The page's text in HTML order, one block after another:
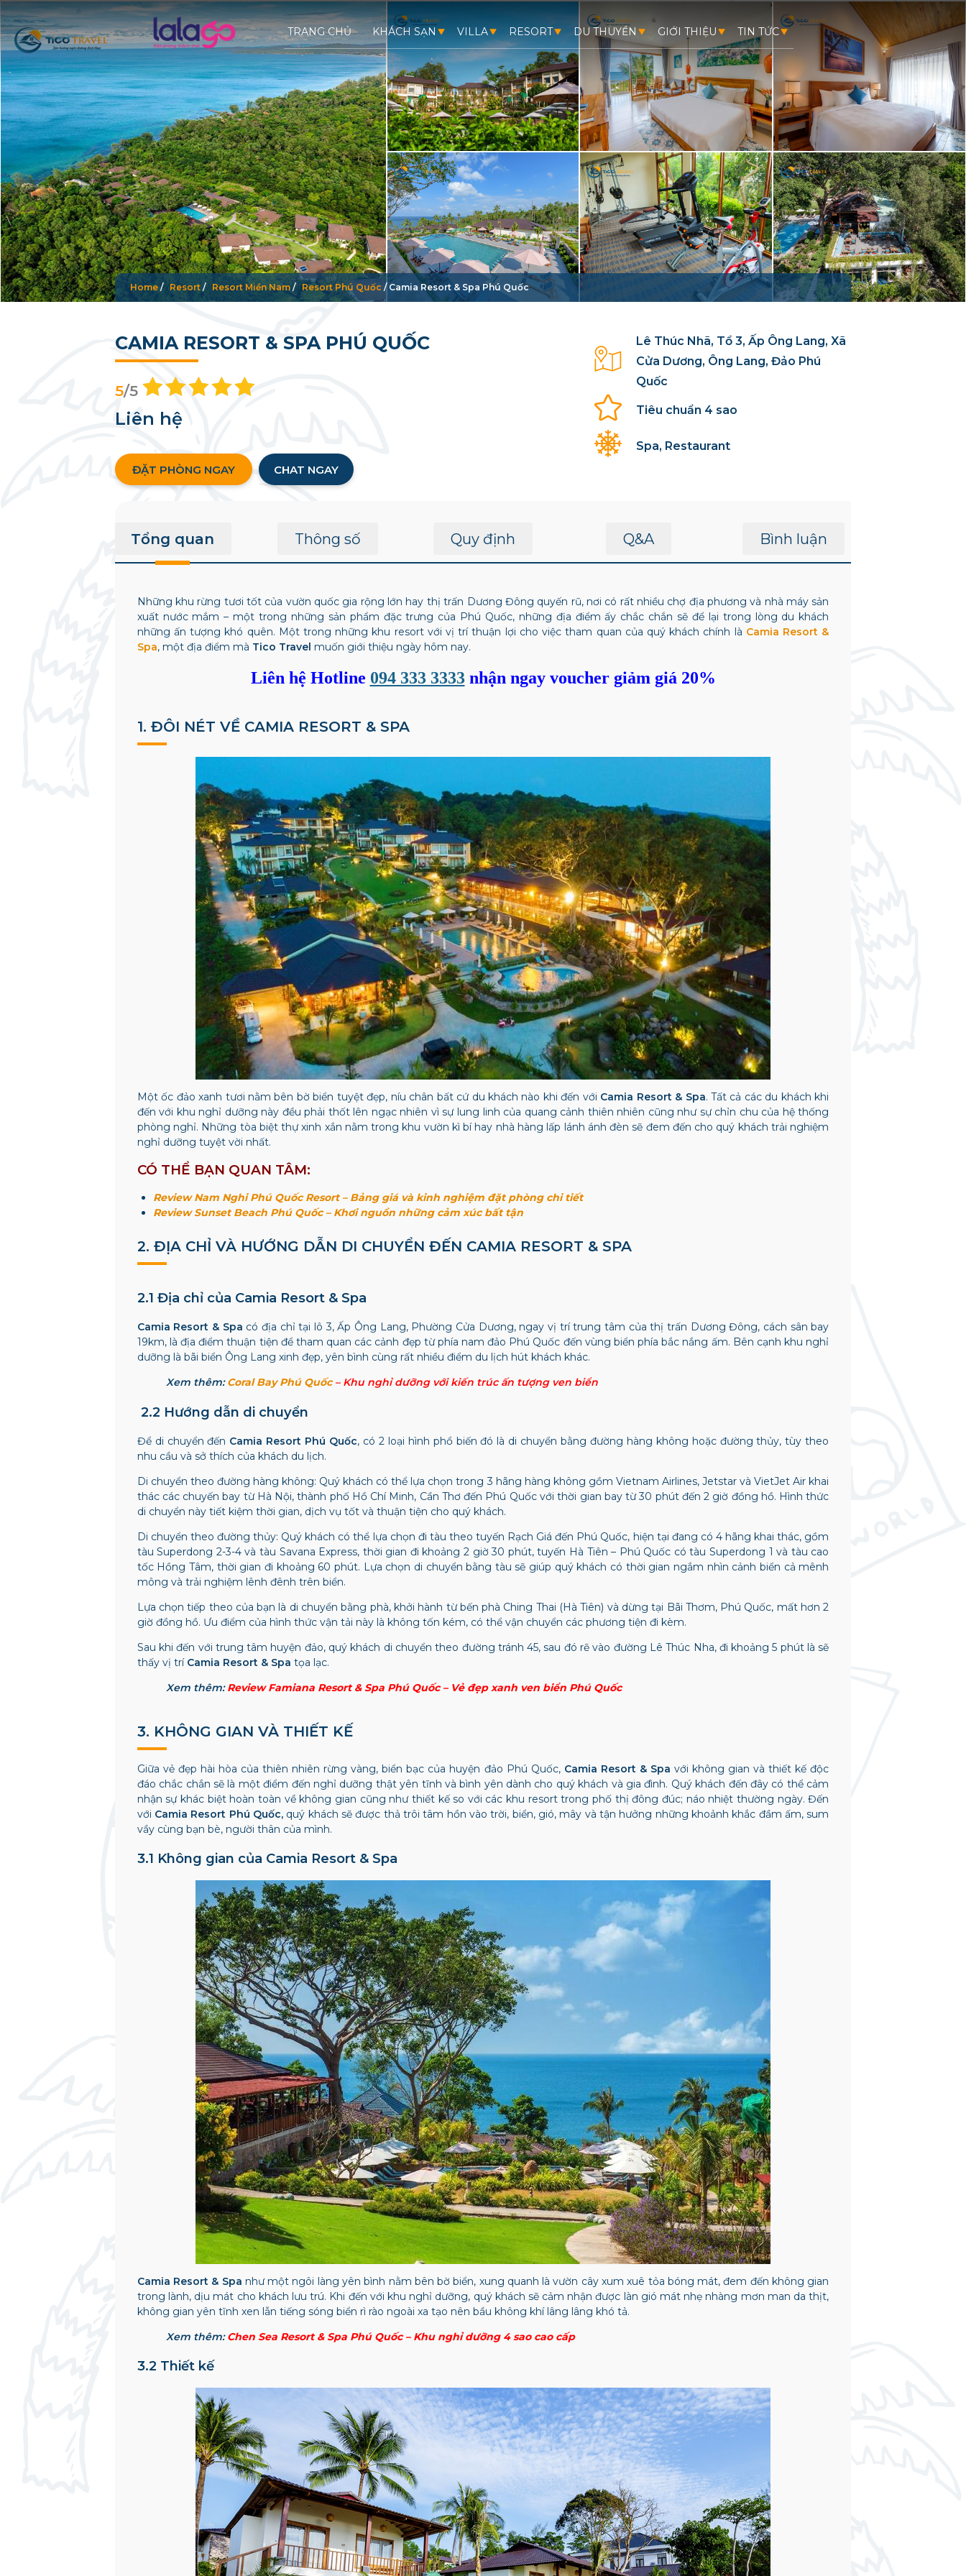
TRANG CHỦ KHÁCH SẠN VILLA RESORT DU THUYỀN GIỚI THIỆU TIN TỨC
Home / Resort / Resort Miền Nam/ Resort Phú Quốc / Camia Resort & Spa Phú Quốc
CAMIA RESORT & SPA PHÚ QUỐC
Lê Thúc Nhã, Tổ 3, Ấp Ông Lang, Xã
Cửa Dương, Ông Lang, Đảo Phú
Quốc
Tiêu chuẩn 4 sao
Spa, Restaurant
5/5
Liên hệ
ĐẶT PHÒNG NGAY CHAT NGAY
Tổng quan Thông số Quy định Q&A Bình luận
Những khu rừng tươi tốt của vườn quốc gia rộng lớn hay thị trấn Dương Đông quyến rũ, nơi có rất nhiều chợ địa phương và nhà máy sản
xuất nước mắm – một trong những sản phẩm đặc trưng của Phú Quốc, những địa điểm ấy chắc chắn sẽ để lại trong lòng du khách
những ấn tượng khó quên. Một trong những khu resort với vị trí thuận lợi cho việc tham quan của quý khách chính là Camia Resort &
Spa, một địa điểm mà Tico Travel muốn giới thiệu ngày hôm nay.
Liên hệ Hotline 094 333 3333 nhận ngay voucher giảm giá 20%
1. ĐÔI NÉT VỀ CAMIA RESORT & SPA
Một ốc đảo xanh tươi nằm bên bờ biển tuyệt đẹp, níu chân bất cứ du khách nào khi đến với Camia Resort & Spa. Tất cả các du khách khi
đến với khu nghỉ dưỡng này đều phải thốt lên ngạc nhiên vì sự lung linh của quang cảnh thiên nhiên cũng như sự chỉn chu của hệ thống
phòng nghỉ. Những tòa biệt thự xinh xắn nằm trong khu vườn kì bí hay nhà hàng lấp lánh ánh đèn sẽ đem đến cho quý khách trải nghiệm
nghỉ dưỡng tuyệt vời nhất.
CÓ THỂ BẠN QUAN TÂM:
Review Nam Nghi Phú Quốc Resort – Bảng giá và kinh nghiệm đặt phòng chi tiết
Review Sunset Beach Phú Quốc – Khơi nguồn những cảm xúc bất tận
2. ĐỊA CHỈ VÀ HƯỚNG DẪN DI CHUYỂN ĐẾN CAMIA RESORT & SPA
2.1 Địa chỉ của Camia Resort & Spa
Camia Resort & Spa có địa chỉ tại lô 3, Ấp Ông Lang, Phường Cửa Dương, ngay vị trí trung tâm của thị trấn Dương Đông, cách sân bay
19km, là địa điểm thuận tiện để tham quan các cảnh đẹp từ phía nam đảo Phú Quốc đến vùng biển phía bắc nắng ấm. Bên cạnh khu nghỉ
dưỡng là bãi biển Ông Lang xinh đẹp, yên bình cùng rất nhiều điểm du lịch hút khách khác.
Xem thêm:Coral Bay Phú Quốc– Khu nghỉ dưỡng với kiến trúc ấn tượng ven biển
2.2 Hướng dẫn di chuyển
Để di chuyển đến Camia Resort Phú Quốc, có 2 loại hình phổ biến đó là di chuyển bằng đường hàng không hoặc đường thủy, tùy theo
nhu cầu và sở thích của khách du lịch.
Di chuyển theo đường hàng không: Quý khách có thể lựa chọn trong 3 hãng hàng không gồm Vietnam Airlines, Jetstar và VietJet Air khai
thác các chuyến bay từ Hà Nội, thành phố Hồ Chí Minh, Cần Thơ đến Phú Quốc với thời gian bay từ 30 phút đến 2 giờ đồng hồ. Hình thức
di chuyển này tiết kiệm thời gian, dịch vụ tốt và thuận tiện cho quý khách.
Di chuyển theo đường thủy: Quý khách có thể lựa chọn đi tàu theo tuyến Rạch Giá đến Phú Quốc, hiện tại đang có 4 hãng khai thác, gồm
tàu Superdong 2-3-4 và tàu Savana Express, thời gian đi khoảng 2 giờ 30 phút, tuyến Hà Tiên – Phú Quốc có tàu Superdong 1 và tàu cao
tốc Hồng Tâm, thời gian đi khoảng 60 phút. Lựa chọn di chuyển bằng tàu sẽ giúp quý khách có thời gian ngắm nhìn cảnh biển cả mênh
mông và trải nghiệm lênh đênh trên biển.
Lựa chọn tiếp theo của bạn là di chuyển bằng phà, khởi hành từ bến phà Ching Thai (Hà Tiên) và dừng tại Bãi Thơm, Phú Quốc, mất hơn 2
giờ đồng hồ. Ưu điểm của hình thức vận tải này là không tốn kém, có thể vận chuyển các phương tiện đi kèm.
Sau khi đến với trung tâm huyện đảo, quý khách di chuyển theo đường tránh 45, sau đó rẽ vào đường Lê Thúc Nha, đi khoảng 5 phút là sẽ
thấy vị trí Camia Resort & Spa tọa lạc.
Xem thêm:Review Famiana Resort & Spa Phú Quốc – Vẻ đẹp xanh ven biển Phú Quốc
3. KHÔNG GIAN VÀ THIẾT KẾ
Giữa vẻ đẹp hài hòa của thiên nhiên rừng vàng, biển bạc của huyện đảo Phú Quốc, Camia Resort & Spa với không gian và thiết kế độc
đáo chắc chắn sẽ là một điểm đến nghỉ dưỡng thật yên tĩnh và bình yên dành cho quý khách và gia đình. Quý khách đến đây có thể cảm
nhận sự khác biệt hoàn toàn về không gian cũng như thiết kế so với các khu resort trong phố thị đông đúc; náo nhiệt thường ngày. Đến
với Camia Resort Phú Quốc, quý khách sẽ được thả trôi tâm hồn vào trời, biển, gió, mây và tận hưởng những khoảnh khắc đầm ấm, sum
vầy cùng bạn bè, người thân của mình.
3.1 Không gian của Camia Resort & Spa
Camia Resort & Spa như một ngôi làng yên bình nằm bên bờ biển, xung quanh là vườn cây xum xuê tỏa bóng mát, đem đến không gian
trong lành, dịu mát cho khách lưu trú. Khi đến với khu nghỉ dưỡng, quý khách sẽ cảm nhận được làn gió mát nhẹ nhàng mơn man da thịt,
không gian yên tĩnh xen lẫn tiếng sóng biển rì rào ngoài xa tạo nên bầu không khí lâng lâng khó tả.
Xem thêm:Chen Sea Resort & Spa Phú Quốc – Khu nghỉ dưỡng 4 sao cao cấp
3.2 Thiết kế